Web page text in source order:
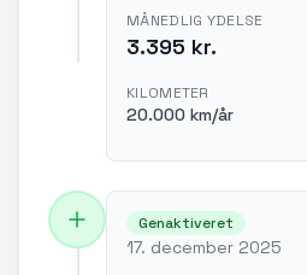
MÅNEDLIG YDELSE
3.395 kr.
KILOMETER
20.000 km/år
Genaktiveret
17. december 2025